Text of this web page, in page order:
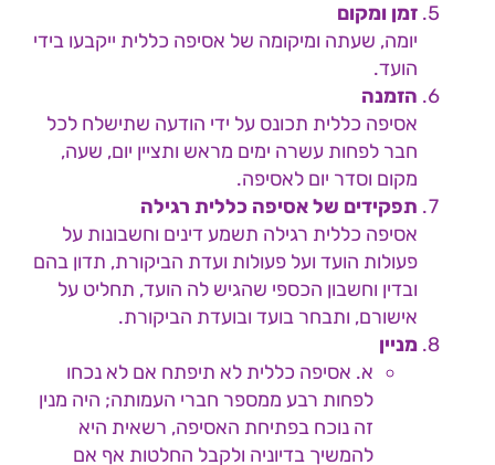
זמן ומקום
יומה, שעתה ומיקומה של אסיפה כללית ייקבעו בידי
הועד.
הזמנה
אסיפה כללית תכונס על ידי הודעה שתישלח לכל
חבר לפחות עשרה ימים מראש ותציין יום, שעה,
מקום וסדר יום לאסיפה.
תפקידים של אסיפה כללית רגילה
אסיפה כללית רגילה תשמע דינים וחשבונות על
פעולות הועד ועל פעולות ועדת הביקורת, תדון בהם
ובדין וחשבון הכספי שהגיש לה הועד, תחליט על
אישורם, ותבחר בועד ובועדת הביקורת.
מניין
א. אסיפה כללית לא תיפתח אם לא נכחו
לפחות רבע ממספר חברי העמותה; היה מנין
זה נוכח בפתיחת האסיפה, רשאית היא
להמשיך בדיוניה ולקבל החלטות אף אם